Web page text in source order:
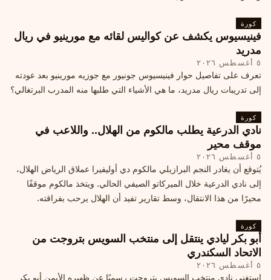
كورة
فينيسيوس يكشف عن كواليس لقائه مع مورينيو في ريال
مدريد
٥ أغسطس ٢٠٢٦
تعرف على تفاصيل حوار فينيسيوس جونيور مع جوزيه مورينيو بعد عودته
إلى تدريبات ريال مدريد، ما هي الأشياء التي طلبها منه المدرب البرتغالي؟
كورة
نادي الدرعية يطلب مالكوم من الهلال.. واللاعب في
موقف محير
٥ أغسطس ٢٠٢٦
يُتوقع أن يغادر النجم البرازيلي مالكوم دي أوليفيرا عملاق الرياض الهلال،
إلى نادي الدرعية خلال الميركاتو الصيفي الحالي. ويتخذ مالكوم موقفًا
محيرًا من هذا الانتقال، وسط تقارير تفيد أن الهلال يرحب بفراقته.
كورة
أبو بكر ليادي ينتقل إلى منتخب السويس بتروجت من
الاتحاد السكندري
٥ أغسطس ٢٠٢٦
استغنى نادي منتخب السويس بتروجت رسميًا عن ظهيره الأيمن أبو بكر